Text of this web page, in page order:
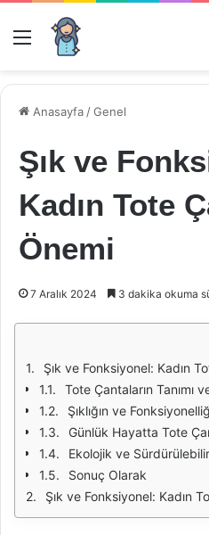
Menü
Anasayfa /Genel
Şık ve
Kadın Tote
Önemi
7 Aralık 2024 3 dakika okuma
Şık ve Fonksiyonel: Kadın
Tote Çantaların Tanımı
Şıklığın ve
Günlük Hayatta Tote
Ekolojik ve
Sonuç Olarak
Şık ve Fonksiyonel: Kadın